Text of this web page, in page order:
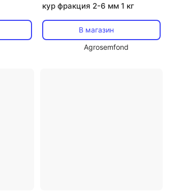
кур фракция 2-6 мм 1 кг
В магазин
Agrosemfond